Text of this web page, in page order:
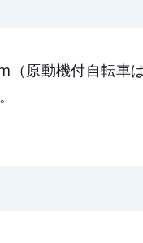
（原動機付自転車